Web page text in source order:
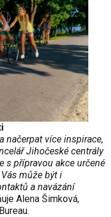
načerpat více inspirace,
Jihočeské centrály
s přípravou akce určené
může být i
a navázání
Alena Šimková,